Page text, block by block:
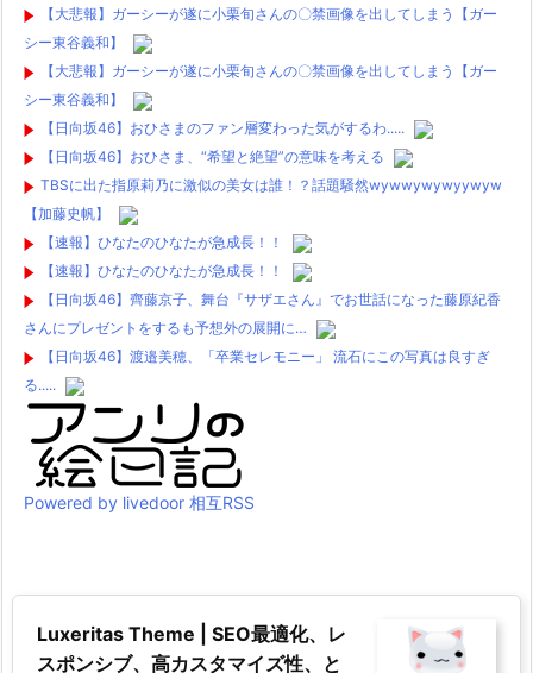
【大悲報】ガーシーが遂に小栗旬さんの〇禁画像を出してしまう【ガー
シー東谷義和】
【大悲報】ガーシーが遂に小栗旬さんの〇禁画像を出してしまう【ガー
シー東谷義和】
【日向坂46】おひさまのファン層変わった気がするわ.....
【日向坂46】おひさま、“希望と絶望”の意味を考える
TBSに出た指原莉乃に激似の美女は誰！？話題騒然wywwywywyywyw
【加藤史帆】
【速報】ひなたのひなたが急成長！！
【速報】ひなたのひなたが急成長！！
【日向坂46】齊藤京子、舞台『サザエさん』でお世話になった藤原紀香
さんにプレゼントをするも予想外の展開に…
【日向坂46】渡邉美穂、「卒業セレモニー」 流石にこの写真は良すぎ
る.....
Powered by livedoor 相互RSS
Luxeritas Theme | SEO最適化、レ
スポンシブ、高カスタマイズ性、と